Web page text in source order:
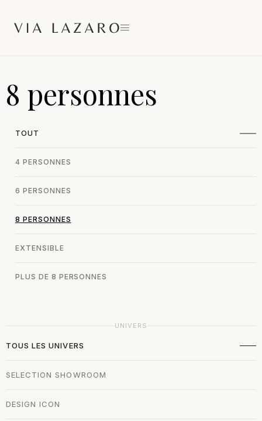
8 personnes
TOUT
4 PERSONNES
6 PERSONNES
8 PERSONNES
EXTENSIBLE
PLUS DE 8 PERSONNES
UNIVERS
TOUS LES UNIVERS
SELECTION SHOWROOM
DESIGN ICON